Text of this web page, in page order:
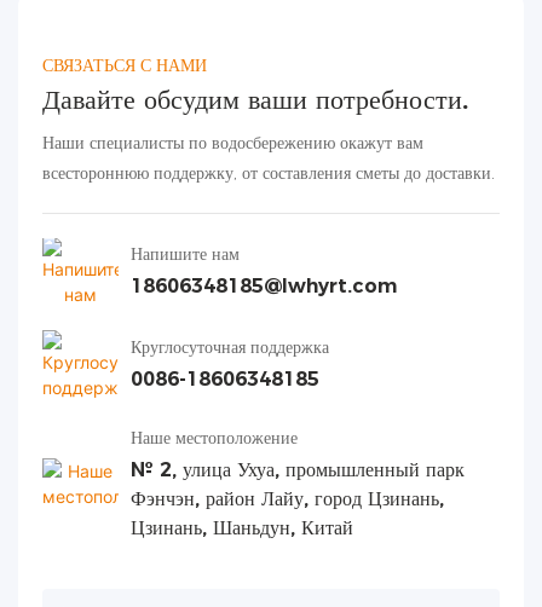
СВЯЗАТЬСЯ С НАМИ
Давайте обсудим ваши потребности.
Наши специалисты по водосбережению окажут вам
всестороннюю поддержку, от составления сметы до доставки.
Напишите нам
18606348185@lwhyrt.com
Круглосуточная поддержка
0086-18606348185
Наше местоположение
№ 2, улица Ухуа, промышленный парк
Фэнчэн, район Лайу, город Цзинань,
Цзинань, Шаньдун, Китай